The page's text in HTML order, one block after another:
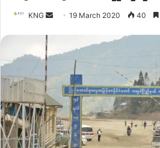
KNG
Send19 March 2020 40